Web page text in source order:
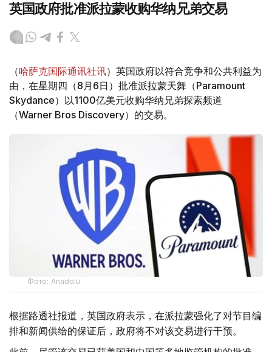
英国政府批准派拉蒙收购华纳兄弟交易
（哈萨克国际通讯社讯）英国政府以符合竞争和公共利益为
由，在星期四（8月6日）批准派拉蒙天舞（Paramount
Skydance）以1100亿美元收购华纳兄弟探索频道
（Warner Bros Discovery）的交易。
Фото: Аnadolu
根据路透社报道，英国政府表示，在派拉蒙强化了对节目编
排和新闻供给的保证后，政府将不对该交易进行干预。